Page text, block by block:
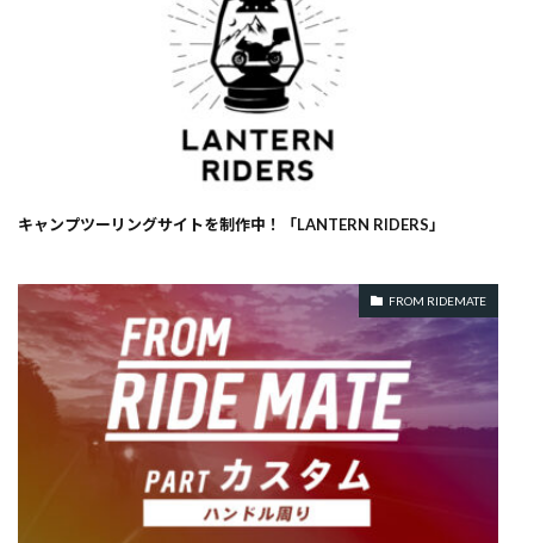
キャンプツーリングサイトを制作中！「LANTERN RIDERS」
FROM RIDEMATE